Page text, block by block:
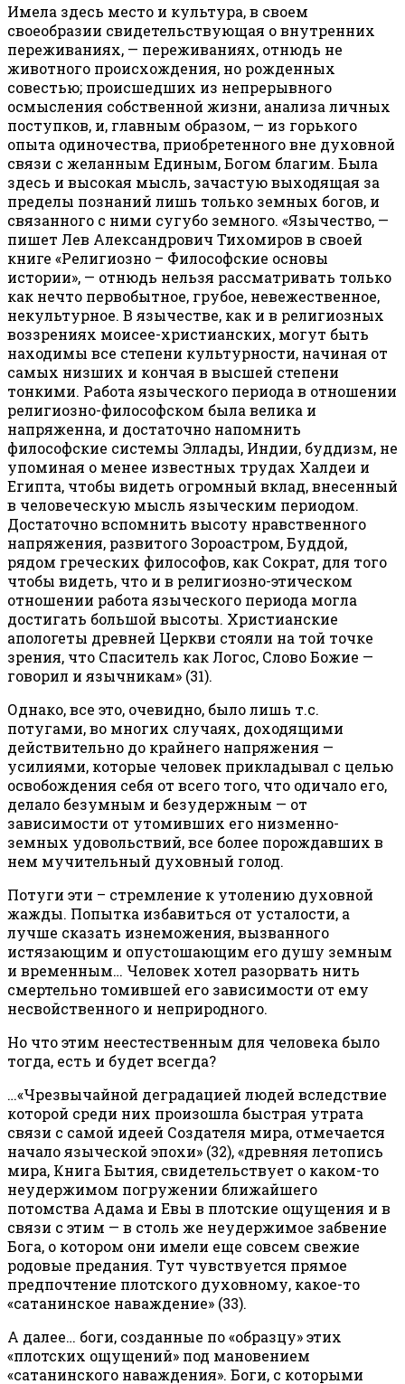
Имела здесь место и культура, в своем
своеобразии свидетельствующая о внутренних
переживаниях, — переживаниях, отнюдь не
животного происхождения, но рожденных
совестью; происшедших из непрерывного
осмысления собственной жизни, анализа личных
поступков, и, главным образом, — из горького
опыта одиночества, приобретенного вне духовной
связи с желанным Единым, Богом благим. Была
здесь и высокая мысль, зачастую выходящая за
пределы познаний лишь только земных богов, и
связанного с ними сугубо земного. «Язычество, —
пишет Лев Александрович Тихомиров в своей
книге «Религиозно – Философские основы
истории», — отнюдь нельзя рассматривать только
как нечто первобытное, грубое, невежественное,
некультурное. В язычестве, как и в религиозных
воззрениях моисее-христианских, могут быть
находимы все степени культурности, начиная от
самых низших и кончая в высшей степени
тонкими. Работа языческого периода в отношении
религиозно-философском была велика и
напряженна, и достаточно напомнить
философские системы Эллады, Индии, буддизм, не
упоминая о менее известных трудах Халдеи и
Египта, чтобы видеть огромный вклад, внесенный
в человеческую мысль языческим периодом.
Достаточно вспомнить высоту нравственного
напряжения, развитого Зороастром, Буддой,
рядом греческих философов, как Сократ, для того
чтобы видеть, что и в религиозно-этическом
отношении работа языческого периода могла
достигать большой высоты. Христианские
апологеты древней Церкви стояли на той точке
зрения, что Спаситель как Логос, Слово Божие —
говорил и язычникам» (31).
Однако, все это, очевидно, было лишь т.с.
потугами, во многих случаях, доходящими
действительно до крайнего напряжения —
усилиями, которые человек прикладывал с целью
освобождения себя от всего того, что одичало его,
делало безумным и безудержным — от
зависимости от утомивших его низменно-
земных удовольствий, все более порождавших в
нем мучительный духовный голод.
Потуги эти – стремление к утолению духовной
жажды. Попытка избавиться от усталости, а
лучше сказать изнеможения, вызванного
истязающим и опустошающим его душу земным
и временным… Человек хотел разорвать нить
смертельно томившей его зависимости от ему
несвойственного и неприродного.
Но что этим неестественным для человека было
тогда, есть и будет всегда?
…«Чрезвычайной деградацией людей вследствие
которой среди них произошла быстрая утрата
связи с самой идеей Создателя мира, отмечается
начало языческой эпохи» (32), «древняя летопись
мира, Книга Бытия, свидетельствует о каком-то
неудержимом погружении ближайшего
потомства Адама и Евы в плотские ощущения и в
связи с этим — в столь же неудержимое забвение
Бога, о котором они имели еще совсем свежие
родовые предания. Тут чувствуется прямое
предпочтение плотского духовному, какое-то
«сатанинское наваждение» (33).
А далее… боги, созданные по «образцу» этих
«плотских ощущений» под мановением
«сатанинского наваждения». Боги, с которыми